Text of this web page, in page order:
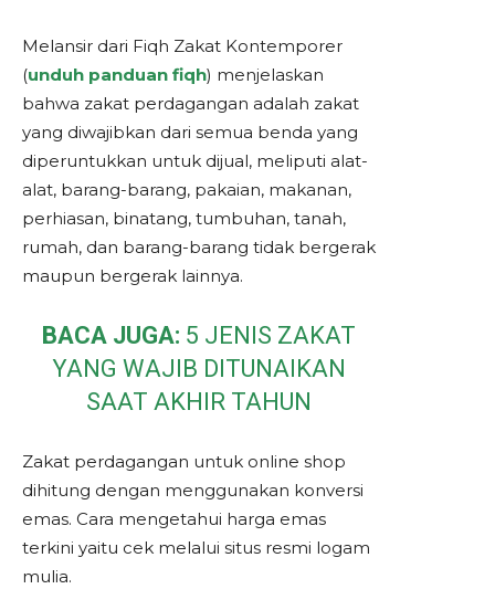
Melansir dari Fiqh Zakat Kontemporer
(unduh panduan fiqh) menjelaskan
bahwa zakat perdagangan adalah zakat
yang diwajibkan dari semua benda yang
diperuntukkan untuk dijual, meliputi alat-
alat, barang-barang, pakaian, makanan,
perhiasan, binatang, tumbuhan, tanah,
rumah, dan barang-barang tidak bergerak
maupun bergerak lainnya.
BACA JUGA: 5 JENIS ZAKAT
YANG WAJIB DITUNAIKAN
SAAT AKHIR TAHUN
Zakat perdagangan untuk online shop
dihitung dengan menggunakan konversi
emas. Cara mengetahui harga emas
terkini yaitu cek melalui situs resmi logam
mulia.